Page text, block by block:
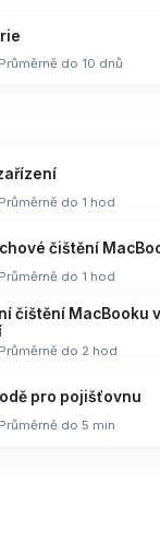
Průměrně do 10 dnů
Průměrně do 1 hod
čištění
Průměrně do 1 hod
čištění MacBooku
Průměrně do 2 hod
pro pojišťovnu
Průměrně do 5 min